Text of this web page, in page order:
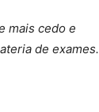
mais cedo e
de exames.